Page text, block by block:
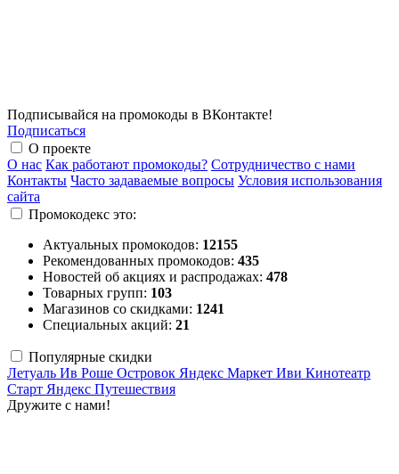
Подписывайся на промокоды в ВКонтакте!
Подписаться
О проекте
О нас Как работают промокоды? Сотрудничество с нами
Контакты Часто задаваемые вопросы Условия использования
сайта
Промокодекс это:
Актуальных промокодов: 12155
Рекомендованных промокодов: 435
Новостей об акциях и распродажах: 478
Товарных групп: 103
Магазинов со скидками: 1241
Специальных акций: 21
Популярные скидки
Летуаль Ив Роше Островок Яндекс Маркет Иви Кинотеатр
Старт Яндекс Путешествия
Дружите с нами!